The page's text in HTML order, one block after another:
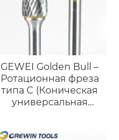
GEWEI Golden Bull –
Ротационная фреза
типа C (Коническая
универсальная